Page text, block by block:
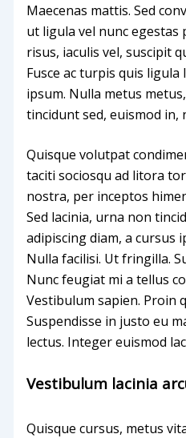
Maecenas mattis. Sed
ut ligula vel nunc
risus, iaculis vel, suscipit
Fusce ac turpis quis
ipsum. Nulla metus
tincidunt sed, euismod in,
Quisque volutpat
taciti sociosqu ad litora
nostra, per inceptos
Sed lacinia, urna non
adipiscing diam, a cursus
Nulla facilisi. Ut fringilla.
Nunc feugiat mi a tellus
Vestibulum sapien. Proin
Suspendisse in justo eu
lectus. Integer euismod
Vestibulum lacinia
Quisque cursus, metus